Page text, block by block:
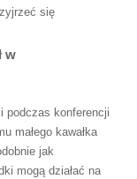
się
w
podczas konferencji
małego kawałka
jak
mogą działać na